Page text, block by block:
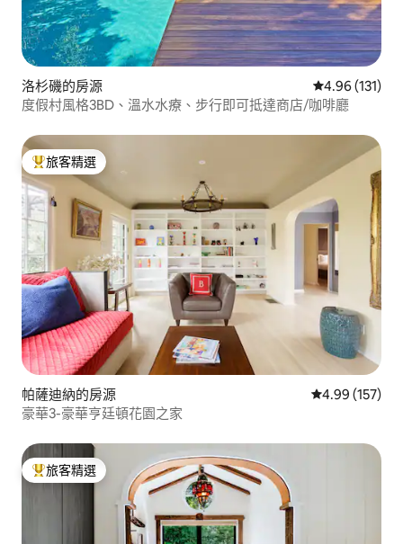
洛杉磯的房源 從 131 則評價
4.96 (131)
度假村風格3BD、溫水水療、步行即可抵達商店/咖啡廳
旅客精選榜首
旅客精選
帕薩迪納的房源 從 157 則評價
4.99 (157)
豪華3-豪華亨廷頓花園之家
旅客精選榜首
旅客精選